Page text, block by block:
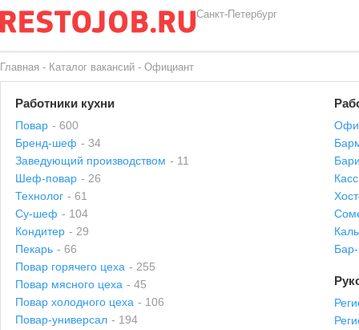
Санкт-Петербург
Главная - Каталог вакансий - Официант
Работники кухни
Повар - 600
Бренд-шеф - 34
Заведующий производством - 11
Шеф-повар - 26
Технолог - 61
Су-шеф - 104
Кондитер - 29
Пекарь - 66
Повар горячего цеха - 255
Повар мясного цеха - 45
Повар холодного цеха - 106
Повар-универсал - 194